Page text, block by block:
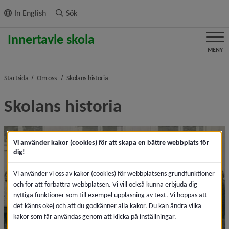
innehållet
In English Sök
MENY
Startsida Om oss nivå i brödsmulenavigeringen
Skolans historianivå i brödsmulenavigeringen
Skolans historia
Vi använder kakor (cookies) för att skapa en bättre webbplats för
dig!
Vi använder vi oss av kakor (cookies) för webbplatsens grundfunktioner
och för att förbättra webbplatsen. Vi vill också kunna erbjuda dig
nyttiga funktioner som till exempel uppläsning av text. Vi hoppas att
det känns okej och att du godkänner alla kakor. Du kan ändra vilka
kakor som får användas genom att klicka på inställningar.